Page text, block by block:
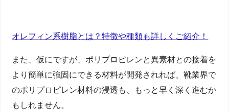
オレフィン系樹脂とは？特徴や種類も詳しくご紹介！
また、仮にですが、ポリプロピレンと異素材との接着を
より簡単に強固にできる材料が開発されれば、靴業界で
のポリプロピレン材料の浸透も、もっと早く深く進むか
もしれません。